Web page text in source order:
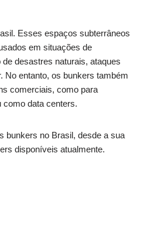
Esses espaços subterrâneos
em situações de
desastres naturais, ataques
No entanto, os bunkers também
comerciais, como para
como data centers.
bunkers no Brasil, desde a sua
disponíveis atualmente.